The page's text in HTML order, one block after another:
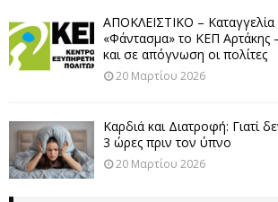
ΑΠΟΚΛΕΙΣΤΙΚΟ –
«Φάντασμα» το ΚΕΠ Αρτάκης
και σε απόγνωση οι πολίτες
20 Μαρτίου 2026
Καρδιά και Διατροφή: Γιατί
3 ώρες πριν τον ύπνο
20 Μαρτίου 2026